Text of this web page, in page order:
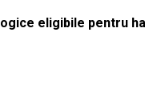
eligibile pentru